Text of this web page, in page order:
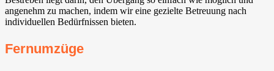
angenehm zu machen, indem wir eine gezielte Betreuung nach
individuellen Bedürfnissen bieten.
Fernumzüge